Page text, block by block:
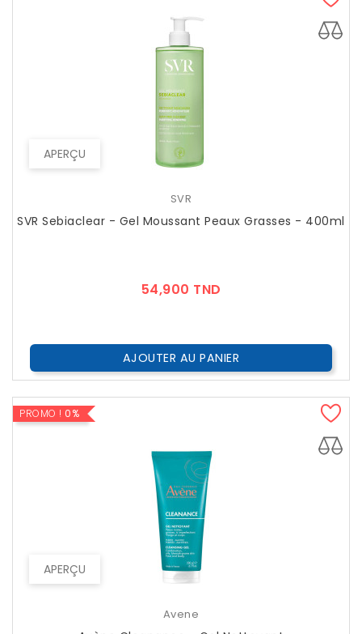
APERÇU
SVR
SVR Sebiaclear - Gel Moussant Peaux Grasses - 400ml
54,900 TND
AJOUTER AU PANIER
APERÇU
PROMO ! 0%
Avene